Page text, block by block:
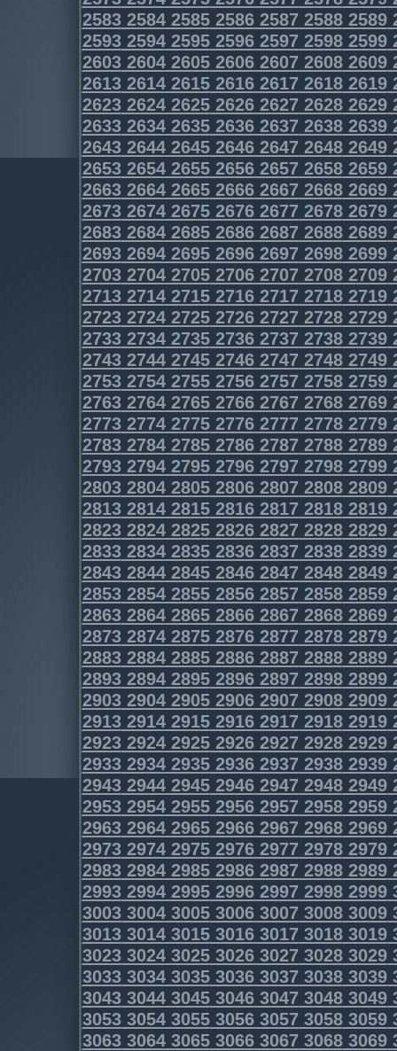
2583258425852586258725882589
2593259425952596259725982599
2603260426052606260726082609
2613261426152616261726182619
2623262426252626262726282629
2633263426352636263726382639
2643264426452646264726482649
2653265426552656265726582659
2663266426652666266726682669
2673267426752676267726782679
2683268426852686268726882689
2693269426952696269726982699
2703270427052706270727082709
2713271427152716271727182719
2723272427252726272727282729
2733273427352736273727382739
2743274427452746274727482749
2753275427552756275727582759
2763276427652766276727682769
2773277427752776277727782779
2783278427852786278727882789
2793279427952796279727982799
2803280428052806280728082809
2813281428152816281728182819
2823282428252826282728282829
2833283428352836283728382839
2843284428452846284728482849
2853285428552856285728582859
2863286428652866286728682869
2873287428752876287728782879
2883288428852886288728882889
2893289428952896289728982899
2903290429052906290729082909
2913291429152916291729182919
2923292429252926292729282929
2933293429352936293729382939
2943294429452946294729482949
2953295429552956295729582959
2963296429652966296729682969
2973297429752976297729782979
2983298429852986298729882989
2993299429952996299729982999
3003300430053006300730083009
3013301430153016301730183019
3023302430253026302730283029
3033303430353036303730383039
3043304430453046304730483049
3053305430553056305730583059
3063306430653066306730683069